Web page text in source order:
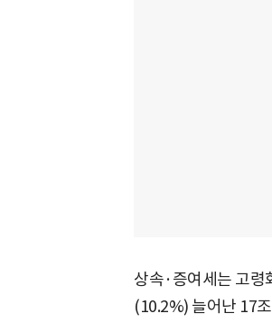
상속·증여세는 고령
(10.2%) 늘어난 17